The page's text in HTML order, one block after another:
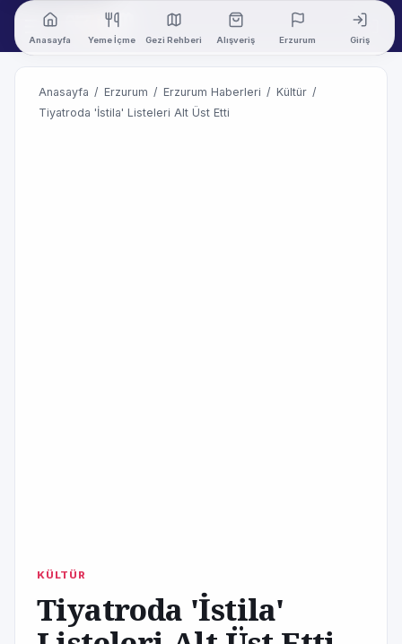
Anasayfa Yeme İçme Gezi Rehberi Alışveriş Erzurum Giriş
Anasayfa / Erzurum / Erzurum Haberleri / Kültür /
Tiyatroda 'İstila' Listeleri Alt Üst Etti
KÜLTÜR
Tiyatroda 'İstila'